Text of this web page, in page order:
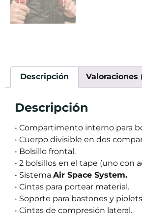
Descripción Valoraciones
Descripción
• Compartimento interno para
• Cuerpo divisible en dos
• Bolsillo frontal.
• 2 bolsillos en el tape (uno con
• Sistema Air Space System.
• Cintas para portear material.
• Soporte para bastones y
• Cintas de compresión lateral.